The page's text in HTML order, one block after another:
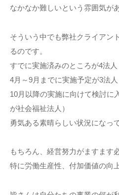
なかなか難しいという雰囲気が
そういう中でも弊社クライアン
るのです。
すでに実施済みのところが4法人
4月～9月までに実施予定が3法
10月以降の実施に向けて検討に
が社会福祉法人）
勇気ある素晴らしい状況になっ
もちろん、経営努力がますます
特に労働生産性、付加価値の向